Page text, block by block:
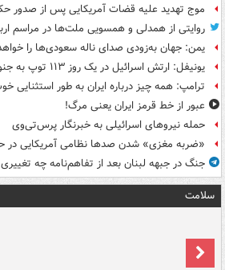
موج تهدید علیه قضات آمریکایی پس از صدور
روایتی از همدلی و همسویی ملت‌ها در مراسم
یمن: جهان به‌زودی صدای ناله سعودی‌ها را
یونیفل: ارتش اسرائیل در یک روز ۱۱۳ توپ به جنوب لبنان شلیک کرده است
ترامپ: همه چیز درباره ایران به طور
عبور از خط قرمز ایران یعنی مرگ!
حمله نیروهای اسرائیلی به خبرنگار پرس‌تی‌وی
«ضربه مغزی» شدن صدها نظامی آمریکایی در
جنگ در جبهه لبنان بعد از تفاهم‌نامه چه
سلامت